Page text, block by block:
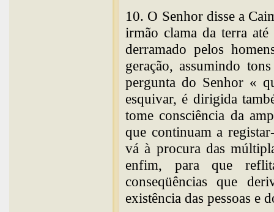
10. O Senhor disse a
irmão clama da terra
derramado pelos
geração, assumindo
pergunta do Senhor «
esquivar, é dirigida
tome consciência da
que continuam a
vá à procura das
enfim, para que
conseqüências que
existência das pessoas e